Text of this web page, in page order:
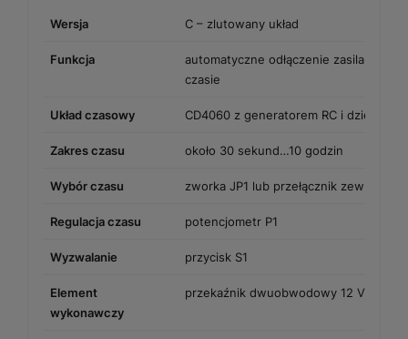
Wersja C – zlutowany układ
Funkcja
automatyczne odłączenie zasilania po
czasie
Układ czasowy CD4060 z generatorem RC i
Zakres czasu około 30 sekund…10 godzin
Wybór czasu zworka JP1 lub przełącznik zewnętrzny
Regulacja czasu potencjometr P1
Wyzwalanie przycisk S1
Element
wykonawczy
przekaźnik dwuobwodowy 12 V